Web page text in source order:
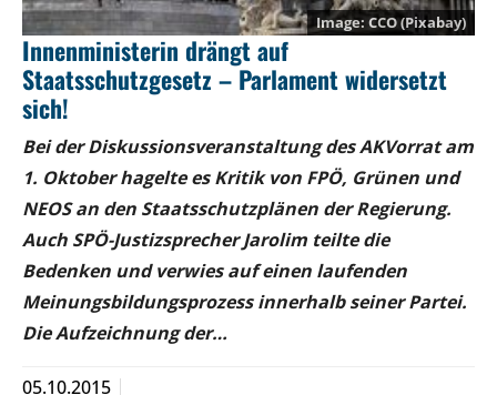
CCO (Pixabay)
Innenministerin drängt auf
Staatsschutzgesetz – Parlament widersetzt
sich!
Bei der Diskussionsveranstaltung des AKVorrat am
1. Oktober hagelte es Kritik von FPÖ, Grünen und
NEOS an den Staatsschutzplänen der Regierung.
Auch SPÖ-Justizsprecher Jarolim teilte die
Bedenken und verwies auf einen laufenden
Meinungsbildungsprozess innerhalb seiner Partei.
Die Aufzeichnung der…
05.10.2015